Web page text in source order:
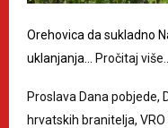
Orehovica da sukladno
uklanjanja…
Pročitaj više…
Proslava Dana pobjede,
hrvatskih branitelja,